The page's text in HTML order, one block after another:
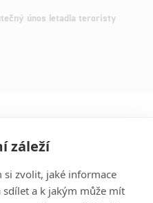
únos letadla teroristy
záleží
si zvolit, jaké informace
sdílet a k jakým může mít